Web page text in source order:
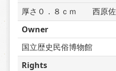
厚さ０．８ｃｍ　　西原
Owner
国立歴史民俗博物館
Rights